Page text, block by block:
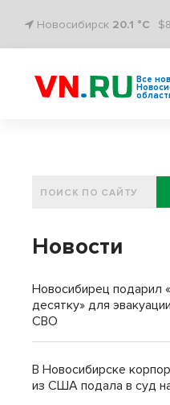
Новосибирск 20.1 °C
Все
Новости
Новосибирец подарил
десятку» для
СВО
В Новосибирске
из США подала в суд